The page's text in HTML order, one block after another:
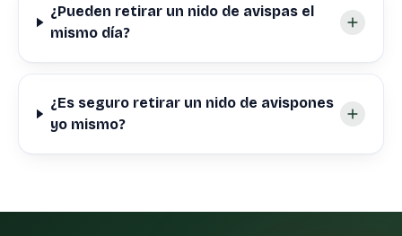
¿Pueden retirar un nido de avispas el
mismo día?
¿Es seguro retirar un nido de avispones
yo mismo?